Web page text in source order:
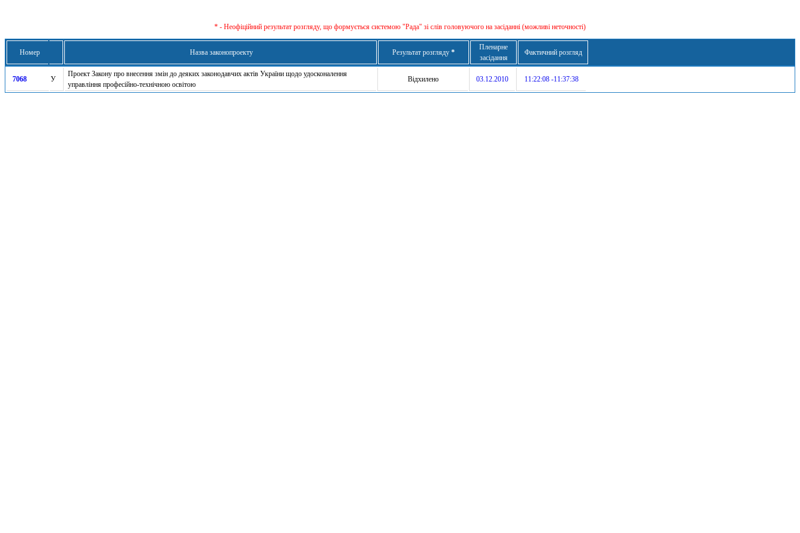
* - Неофіційний результат розгляду, що формується сиcтемою "Рада" зі слів головуючого на засіданні (можливі неточності)
Номер Назва законопроекту Результат розгляду *
Пленарне
засідання
Фактичний розгляд
7068 У
Проект Закону про внесення змін до деяких законодавчих актів України щодо удосконалення
управління професійно-технічною освітою
Відхилено 03.12.2010 11:22:08 -11:37:38